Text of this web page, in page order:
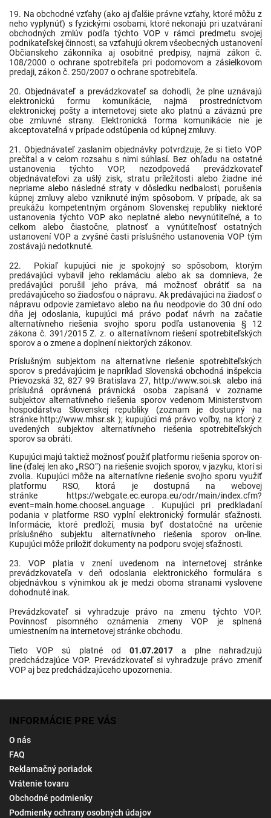
19. Na obchodné vzťahy (ako aj ďalšie právne vzťahy, ktoré môžu z
neho vyplynúť) s fyzickými osobami, ktoré nekonajú pri uzatváraní
obchodných zmlúv podľa týchto VOP v rámci predmetu svojej
podnikateľskej činnosti, sa vzťahujú okrem všeobecných ustanovení
Občianskeho zákonníka aj osobitné predpisy, najmä zákon č.
108/2000 o ochrane spotrebiteľa pri podomovom a zásielkovom
predaji, zákon č. 250/2007 o ochrane spotrebiteľa.
20. Objednávateľ a prevádzkovateľ sa dohodli, že plne uznávajú
elektronickú formu komunikácie, najmä prostredníctvom
elektronickej pošty a internetovej siete ako platnú a záväznú pre
obe zmluvné strany. Elektronická forma komunikácie nie je
akceptovateľná v prípade odstúpenia od kúpnej zmluvy.
21. Objednávateľ zaslaním objednávky potvrdzuje, že si tieto VOP
prečítal a v celom rozsahu s nimi súhlasí. Bez ohľadu na ostatné
ustanovenia týchto VOP, nezodpovedá prevádzkovateľ
objednávateľovi za ušlý zisk, stratu príležitosti alebo žiadne iné
nepriame alebo následné straty v dôsledku nedbalosti, porušenia
kúpnej zmluvy alebo vzniknuté iným spôsobom. V prípade, ak sa
preukážu kompetentným orgánom Slovenskej republiky niektoré
ustanovenia týchto VOP ako neplatné alebo nevynútiteľné, a to
celkom alebo čiastočne, platnosť a vynútiteľnosť ostatných
ustanovení VOP a zvyšné časti príslušného ustanovenia VOP tým
zostávajú nedotknuté.
22. Pokiaľ kupujúci nie je spokojný so spôsobom, ktorým
predávajúci vybavil jeho reklamáciu alebo ak sa domnieva, že
predávajúci porušil jeho práva, má možnosť obrátiť sa na
predávajúceho so žiadosťou o nápravu. Ak predávajúci na žiadosť o
nápravu odpovie zamietavo alebo na ňu neodpovie do 30 dní odo
dňa jej odoslania, kupujúci má právo podať návrh na začatie
alternatívneho riešenia svojho sporu podľa ustanovenia § 12
zákona č. 391/2015 Z. z. o alternatívnom riešení spotrebiteľských
sporov a o zmene a doplnení niektorých zákonov.
Príslušným subjektom na alternatívne riešenie spotrebiteľských
sporov s predávajúcim je napríklad Slovenská obchodná inšpekcia
Prievozská 32, 827 99 Bratislava 27, http://www.soi.sk alebo iná
príslušná oprávnená právnická osoba zapísaná v zozname
subjektov alternatívneho riešenia sporov vedenom Ministerstvom
hospodárstva Slovenskej republiky (zoznam je dostupný na
stránke http://www.mhsr.sk ); kupujúci má právo voľby, na ktorý z
uvedených subjektov alternatívneho riešenia spotrebiteľských
sporov sa obráti.
Kupujúci majú taktiež možnosť použiť platformu riešenia sporov on-
line (ďalej len ako „RSO“) na riešenie svojich sporov, v jazyku, ktorí si
zvolia. Kupujúci môže na alternatívne riešenie svojho sporu využiť
platformu RSO, ktorá je dostupná na webovej
stránke
https://webgate.ec.europa.eu/odr/main/index.cfm?
event=main.home.chooseLanguage . Kupujúci pri predkladaní
podania v platforme RSO vyplní elektronický formulár sťažnosti.
Informácie, ktoré predloží, musia byť dostatočné na určenie
príslušného subjektu alternatívneho riešenia sporov on-line.
Kupujúci môže priložiť dokumenty na podporu svojej sťažnosti.
23. VOP platia v znení uvedenom na internetovej stránke
prevádzkovateľa v deň odoslania elektronického formulára s
objednávkou s výnimkou ak je medzi oboma stranami vyslovene
dohodnuté inak.
Prevádzkovateľ si vyhradzuje právo na zmenu týchto VOP.
Povinnosť písomného oznámenia zmeny VOP je splnená
umiestnením na internetovej stránke obchodu.
Tieto VOP sú platné od 01.07.2017 a plne nahradzujú
predchádzajúce VOP. Prevádzkovateľ si vyhradzuje právo zmeniť
VOP aj bez predchádzajúceho upozornenia.
INFORMÁCIE PRE VÁS
O nás
FAQ
Reklamačný poriadok
Vrátenie tovaru
Obchodné podmienky
Podmienky ochrany osobných údajov